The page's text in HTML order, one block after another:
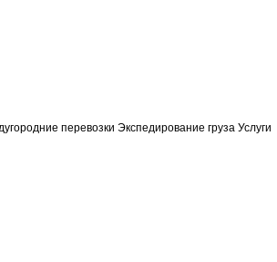
перевозки Экспедирование груза Услуги